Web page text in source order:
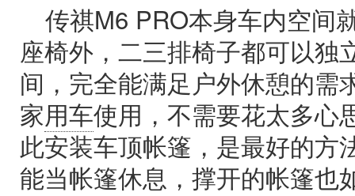
传祺M6 PRO本身车内空间
座椅外，二三排椅子都可以独
间，完全能满足户外休憩的需
家用车使用，不需要花太多心
此安装车顶帐篷，是最好的方
能当帐篷休息，撑开的帐篷也